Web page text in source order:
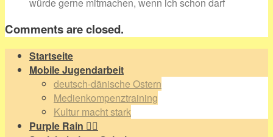
Comments are closed.
Startseite
Mobile Jugendarbeit
deutsch-dänische Ostern
Medienkompenztraining
Kultur macht stark
Purple Rain 🏳️‍🌈